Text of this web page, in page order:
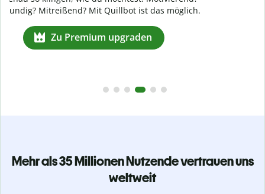
Mehr als 35 Millionen Nutzende vertrauen uns
weltweit